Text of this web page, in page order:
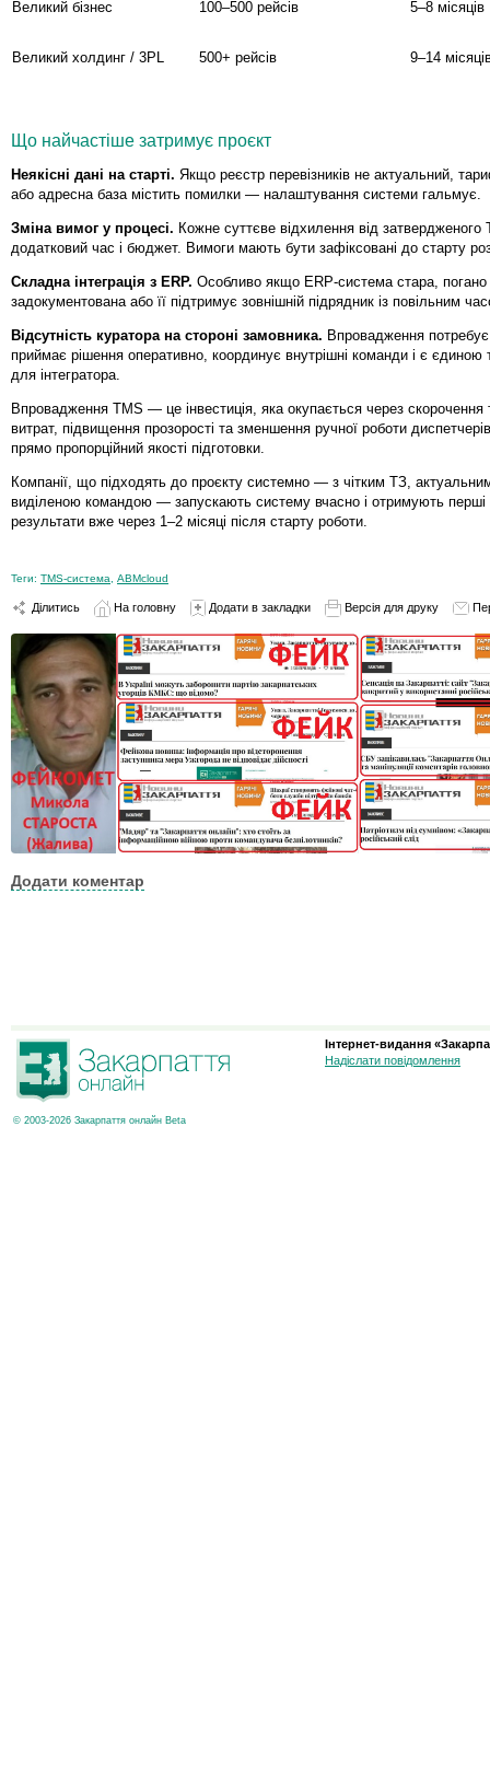
Великий бізнес 100–500 рейсів 5–8 місяців
Великий холдинг / 3PL 500+ рейсів 9–14
Що найчастіше затримує проєкт
Неякісні дані на старті. Якщо реєстр перевізників не актуальний,
або адресна база містить помилки — налаштування системи гальмує.
Зміна вимог у процесі. Кожне суттєве відхилення від
додатковий час і бюджет. Вимоги мають бути зафіксовані до старту
Складна інтеграція з ERP. Особливо якщо ERP-система стара, погано
задокументована або її підтримує зовнішній підрядник із повільним
Відсутність куратора на стороні замовника. Впровадження
приймає рішення оперативно, координує внутрішні команди і є єдиною
для інтегратора.
Впровадження TMS — це інвестиція, яка окупається через скорочення
витрат, підвищення прозорості та зменшення ручної роботи
прямо пропорційний якості підготовки.
Компанії, що підходять до проєкту системно — з чітким ТЗ,
виділеною командою — запускають систему вчасно і отримують перші
результати вже через 1–2 місяці після старту роботи.
Теги: TMS-система ABMcloud
Ділитись На головну Додати в закладки Версія для друку
Додати коментар
© 2003-2026 Закарпаття онлайн Beta
Інтернет-видання
Надіслати повідомлення